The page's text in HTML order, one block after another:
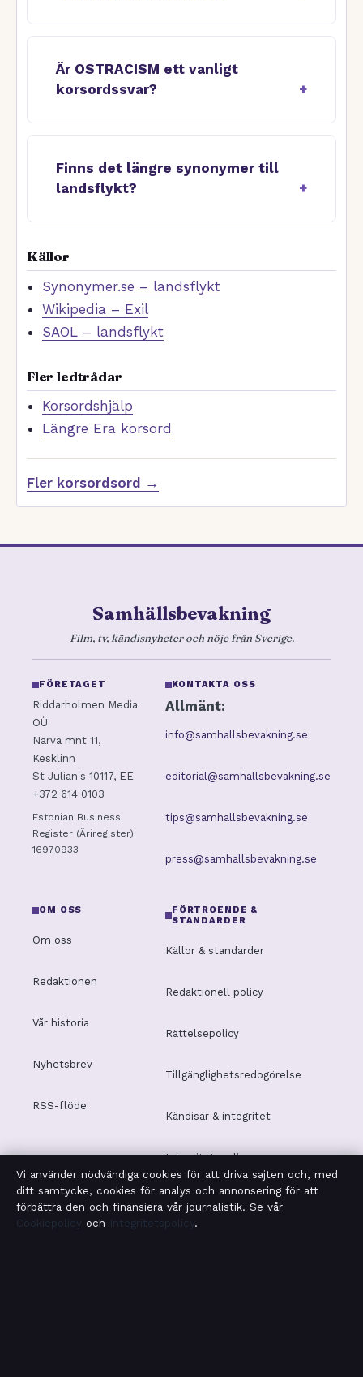
Är OSTRACISM ett vanligt
korsordssvar?
Finns det längre synonymer till
landsflykt?
Källor
Synonymer.se – landsflykt
Wikipedia – Exil
SAOL – landsflykt
Fler ledtrådar
Korsordshjälp
Längre Era korsord
Fler korsordsord →
Samhällsbevakning
Film, tv, kändisnyheter och nöje från Sverige.
FÖRETAGET
Riddarholmen Media
OÜ
Narva mnt 11,
Kesklinn
St Julian's 10117, EE
+372 614 0103
Estonian Business
Register (Äriregister):
16970933
KONTAKTA OSS
Allmänt:
info@samhallsbevakning.se
editorial@samhallsbevakning.se
tips@samhallsbevakning.se
press@samhallsbevakning.se
OM OSS
Om oss
Redaktionen
Vår historia
Nyhetsbrev
RSS-flöde
FÖRTROENDE &
STANDARDER
Källor & standarder
Redaktionell policy
Rättelsepolicy
Tillgänglighetsredogörelse
Kändisar & integritet
Integritetspolicy
OM SAMHÄLLSBEVAKNING I KORTHET
Vi använder nödvändiga cookies för att driva sajten och, med
ditt samtycke, cookies för analys och annonsering för att
förbättra den och finansiera vår journalistik. Se vår
Cookiepolicy och Integritetspolicy.